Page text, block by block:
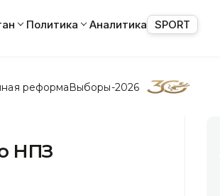
Политика Аналитика SPORT
реформаВыборы-2026
НПЗ